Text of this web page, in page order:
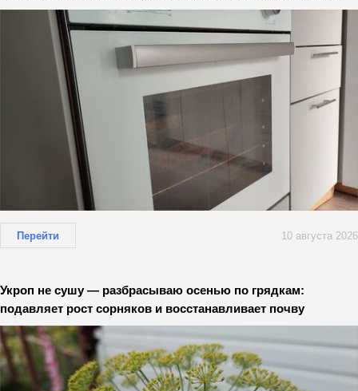
Перейти 10 августа 2026
Укроп не сушу — разбрасываю осенью по грядкам:
подавляет рост сорняков и восстанавливает почву